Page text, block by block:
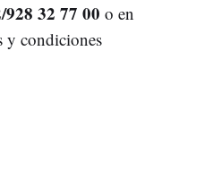
928 32 77 00 o en
y condiciones